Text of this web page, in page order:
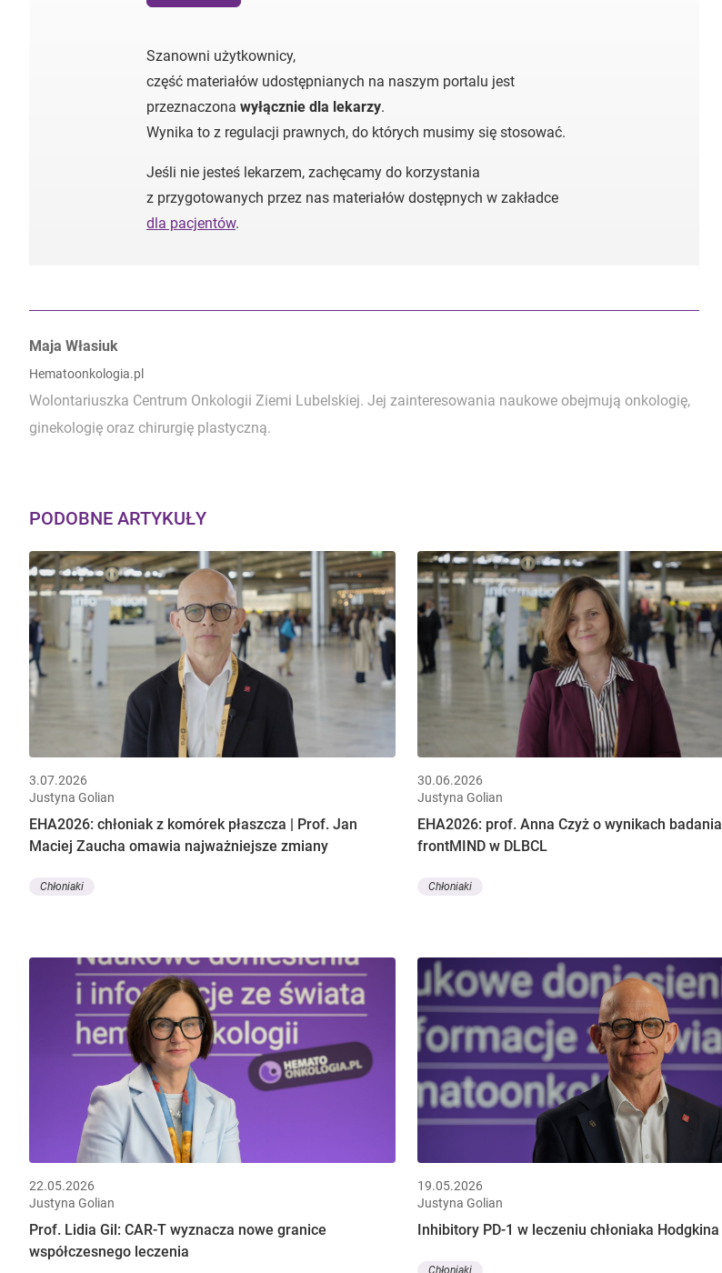
Szanowni użytkownicy,
część materiałów udostępnianych na naszym portalu jest
przeznaczona wyłącznie dla lekarzy.
Wynika to z regulacji prawnych, do których musimy się stosować.
Jeśli nie jesteś lekarzem, zachęcamy do korzystania
z przygotowanych przez nas materiałów dostępnych w zakładce
dla pacjentów.
Autorzy:
Maja Własiuk
Hematoonkologia.pl
Wolontariuszka Centrum Onkologii Ziemi Lubelskiej. Jej zainteresowania naukowe obejmują onkologię,
ginekologię oraz chirurgię plastyczną.
PODOBNE ARTYKUŁY
3.07.2026
Justyna Golian
EHA2026: chłoniak z komórek płaszcza | Prof. Jan
Maciej Zaucha omawia najważniejsze zmiany
Chłoniaki
30.06.2026
Justyna Golian
EHA2026: prof. Anna Czyż o wynikach badania
frontMIND w DLBCL
Chłoniaki
22.05.2026
Justyna Golian
Prof. Lidia Gil: CAR-T wyznacza nowe granice
współczesnego leczenia
19.05.2026
Justyna Golian
Inhibitory PD-1 w leczeniu chłoniaka Hodgkina
Chłoniaki